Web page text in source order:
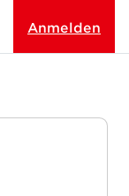
Anmelden